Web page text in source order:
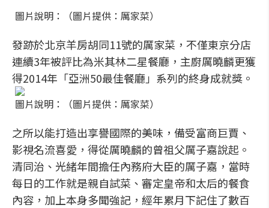
圖片說明：（圖片提供：厲家菜）
發跡於北京羊房胡同11號的厲家菜，不僅東京分店
連續3年被評比為米其林二星餐廳，主廚厲曉麟更獲
得2014年「亞洲50最佳餐廳」系列的終身成就獎。
圖片說明：（圖片提供：厲家菜）
之所以能打造出享譽國際的美味，備受富商巨賈、
影視名流喜愛，得從厲曉麟的曾祖父厲子嘉說起。
清同治、光緒年間擔任內務府大臣的厲子嘉，當時
每日的工作就是親自試菜、審定皇帝和太后的餐食
內容，加上本身多聞強記，經年累月下記住了數百